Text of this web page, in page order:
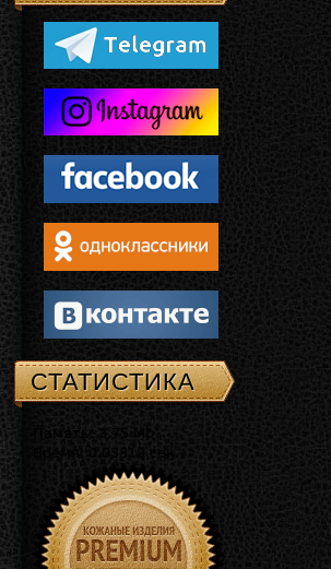
СТАТИСТИКА
Память: 3.75 Mb
Время: 0.03319 сек.